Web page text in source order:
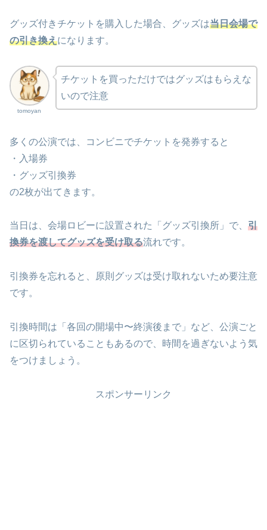
グッズ付きチケットを購入した場合、グッズは当日会場で
の引き換えになります。
tomoyan
チケットを買っただけではグッズはもらえな
いので注意
多くの公演では、コンビニでチケットを発券すると
・入場券
・グッズ引換券
の2枚が出てきます。
当日は、会場ロビーに設置された「グッズ引換所」で、 引
換券を渡してグッズを受け取る流れです。
引換券を忘れると、原則グッズは受け取れないため要注意
です。
引換時間は「各回の開場中〜終演後まで」など、公演ごと
に区切られていることもあるので、時間を過ぎないよう気
をつけましょう。
スポンサーリンク